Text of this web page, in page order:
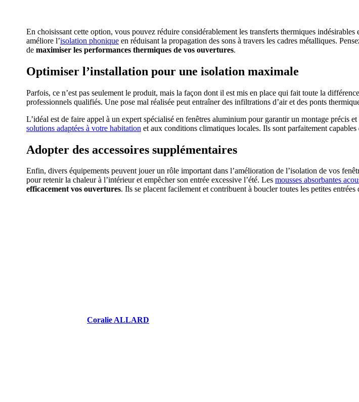
En choisissant cette option, vous pouvez réduire considérablement les transferts thermiques
améliore l’isolation phonique en réduisant la propagation des sons à travers les cadres métalliques.
de maximiser les performances thermiques de vos ouvertures.
Optimiser l’installation pour une isolation maximale
Parfois, ce n’est pas seulement le produit, mais la façon dont il est mis en place qui fait toute la
professionnels qualifiés. Une pose mal réalisée peut entraîner des infiltrations d’air et des ponts
L’idéal est de faire appel à un expert spécialisé en fenêtres aluminium pour garantir un montage précis
solutions adaptées à votre habitation et aux conditions climatiques locales. Ils sont parfaitement capables
Adopter des accessoires supplémentaires
Enfin, divers équipements peuvent jouer un rôle important dans l’amélioration de l’isolation de vos
pour retenir la chaleur à l’intérieur et empêcher son entrée excessive l’été. Les mousses absorbantes
efficacement vos ouvertures. Ils se placent facilement et contribuent à boucler toutes les petites entrées
Coralie ALLARD